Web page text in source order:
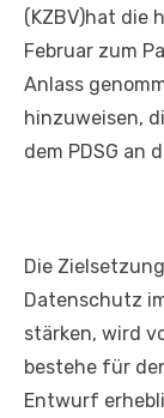
(KZBV)hat die
Februar zum
Anlass
hinzuweisen,
dem PDSG an
Die
Datenschutz
stärken, wird
bestehe für
Entwurf